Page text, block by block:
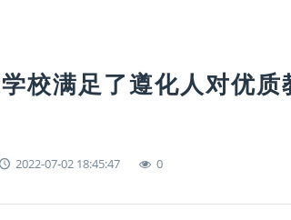
校满足了遵化人对优质
2022-07-02 18:45:47 0